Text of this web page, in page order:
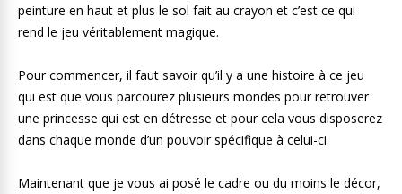
peinture en haut et plus le sol fait au crayon et c’est ce qui
rend le jeu véritablement magique.
Pour commencer, il faut savoir qu’il y a une histoire à ce jeu
qui est que vous parcourez plusieurs mondes pour retrouver
une princesse qui est en détresse et pour cela vous disposerez
dans chaque monde d’un pouvoir spécifique à celui-ci.
Maintenant que je vous ai posé le cadre ou du moins le décor,